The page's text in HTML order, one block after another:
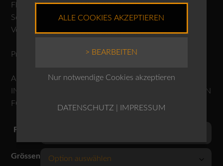
Flecken nicht lokal entfernen
Separat oder mit ähnlichen Farben waschen
Von links waschen und bügeln.
Produktnr.: 10240110123
ACHTUNG: DAS MODEL IM VIDEO TRÄGT DIE BLUSE
IN DER FARBE MINERAL! DIE BLUSE AUF DEM LETZTEN
FOTO DIENT ALS FARBMUSTER FÜR DIE FARBE TEAK!
Farben
Grössen
ALLE COOKIES AKZEPTIEREN
> BEARBEITEN
Nur notwendige Cookies akzeptieren
DATENSCHUTZ IMPRESSUM